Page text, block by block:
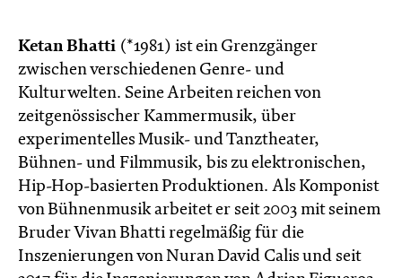
Ketan Bhatti (*1981) ist ein Grenzgänger
zwischen verschiedenen Genre- und
Kulturwelten. Seine Arbeiten reichen von
zeitgenössischer Kammermusik, über
experimentelles Musik- und Tanztheater,
Bühnen- und Filmmusik, bis zu elektronischen,
Hip-Hop-basierten Produktionen. Als Komponist
von Bühnenmusik arbeitet er seit 2003 mit seinem
Bruder Vivan Bhatti regelmäßig für die
Inszenierungen von Nuran David Calis und seit